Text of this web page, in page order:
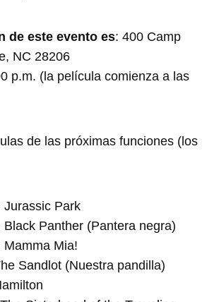
de este evento es: 400 Camp
NC 28206
p.m. (la película comienza a las
de las próximas funciones (los
Jurassic Park
Black Panther (Pantera negra)
Mamma Mia!
Sandlot (Nuestra pandilla)